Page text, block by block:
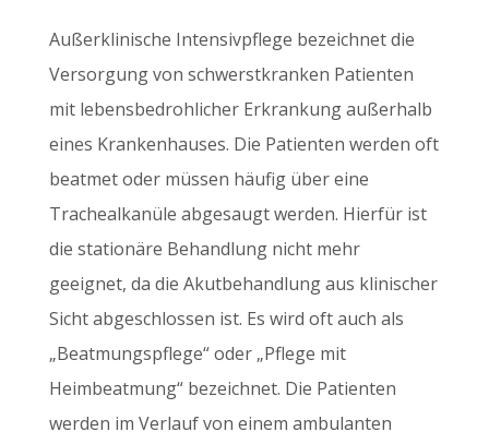
Außerklinische Intensivpflege bezeichnet die
Versorgung von schwerstkranken Patienten
mit lebensbedrohlicher Erkrankung außerhalb
eines Krankenhauses. Die Patienten werden oft
beatmet oder müssen häufig über eine
Trachealkanüle abgesaugt werden. Hierfür ist
die stationäre Behandlung nicht mehr
geeignet, da die Akutbehandlung aus klinischer
Sicht abgeschlossen ist. Es wird oft auch als
„Beatmungspflege“ oder „Pflege mit
Heimbeatmung“ bezeichnet. Die Patienten
werden im Verlauf von einem ambulanten